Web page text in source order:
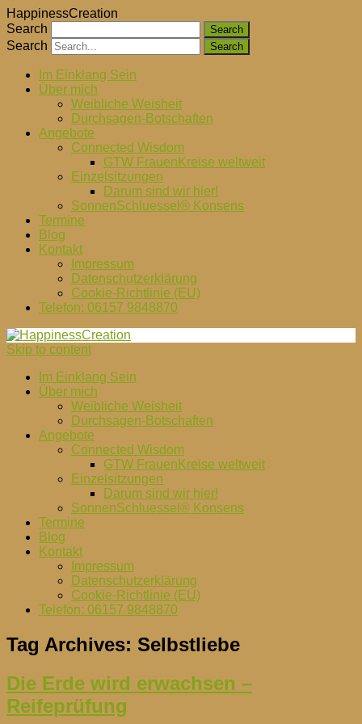
HappinessCreation
Search
Search
Im Einklang Sein
Über mich
Weibliche Weisheit
Durchsagen-Botschaften
Angebote
Connected Wisdom
GTW FrauenKreise weltweit
Einzelsitzungen
Darum sind wir hier!
SonnenSchluessel® Konsens
Termine
Blog
Kontakt
Impressum
Datenschutzerklärung
Cookie-Richtlinie (EU)
Telefon: 06157 9848870
Skip to content
Im Einklang Sein
Über mich
Weibliche Weisheit
Durchsagen-Botschaften
Angebote
Connected Wisdom
GTW FrauenKreise weltweit
Einzelsitzungen
Darum sind wir hier!
SonnenSchluessel® Konsens
Termine
Blog
Kontakt
Impressum
Datenschutzerklärung
Cookie-Richtlinie (EU)
Telefon: 06157 9848870
Tag Archives: Selbstliebe
Die Erde wird erwachsen –
Reifeprüfung